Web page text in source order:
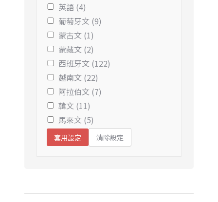
英語 (4)
葡萄牙文 (9)
蒙古文 (1)
蒙藏文 (2)
西班牙文 (122)
越南文 (22)
阿拉伯文 (7)
韓文 (11)
馬來文 (5)
套用設定 清除設定